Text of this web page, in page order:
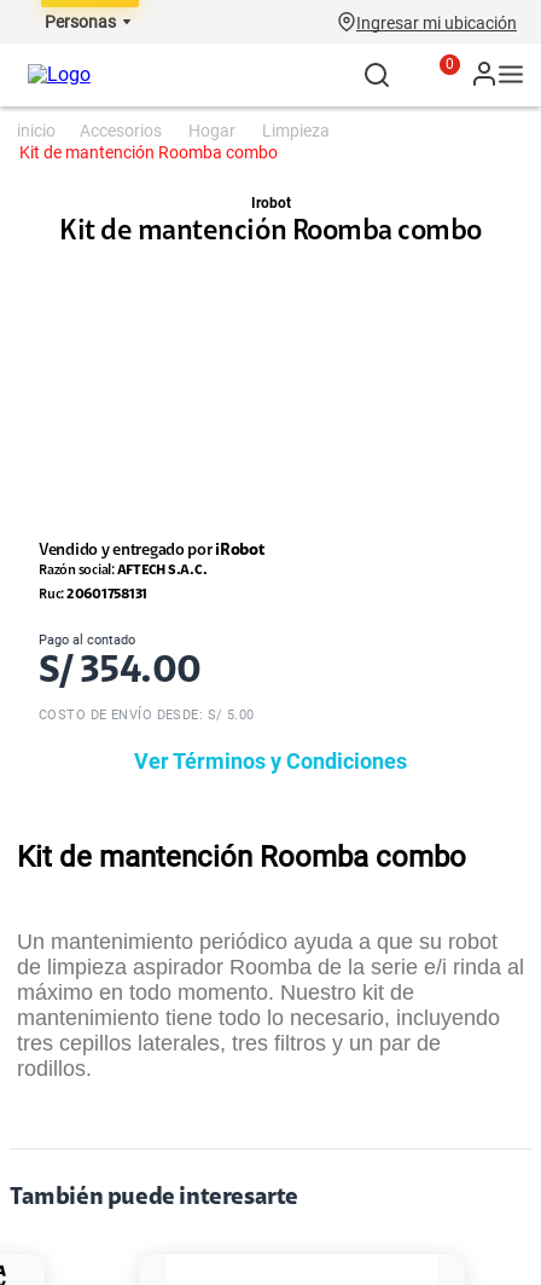
Personas Ingresar mi ubicación
0
accesorios hogar
limpieza
Kit de mantención Roomba combo
Irobot
Kit de mantención Roomba combo
Vendido y entregado por iRobot
Razón social:AFTECH S.A.C.
Ruc:20601758131
Pago al contado
S/ 354.00
COSTO DE ENVÍO DESDE: S/ 5.00
Ver Términos y Condiciones
Kit de mantención Roomba combo
Un mantenimiento periódico ayuda a que su robot
de limpieza aspirador Roomba de la serie e/i rinda al
máximo en todo momento. Nuestro kit de
mantenimiento tiene todo lo necesario, incluyendo
tres cepillos laterales, tres filtros y un par de
rodillos.
También puede interesarte